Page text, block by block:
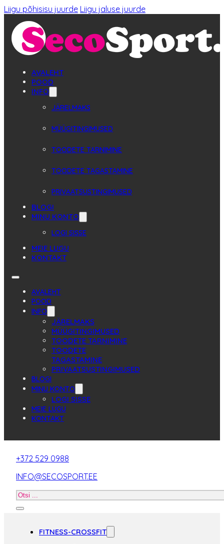
Liigu põhisisu juurde Liigu jaluse juurde
AVALEHT
POOD
INFO
JÄRELMAKS
MÜÜGITINGIMUSED
TOODETE TARNIMINE
TOODETE TAGASTAMINE
PRIVAATSUSTINGIMUSED
BLOGI
MINU KONTO
LOGI SISSE
MEIE LUGU
KONTAKT
AVALEHT
POOD
INFO
JÄRELMAKS
MÜÜGITINGIMUSED
TOODETE TARNIMINE
TOODETE
TAGASTAMINE
PRIVAATSUSTINGIMUSED
BLOGI
MINU KONTO
LOGI SISSE
MEIE LUGU
KONTAKT
+372 529 0988
INFO@SECOSPORT.EE
Otsi
FITNESS-CROSSFIT